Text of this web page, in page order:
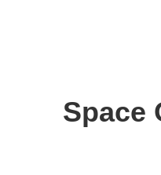
Space